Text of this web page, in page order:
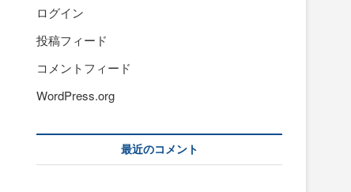
ログイン
投稿フィード
コメントフィード
WordPress.org
最近のコメント